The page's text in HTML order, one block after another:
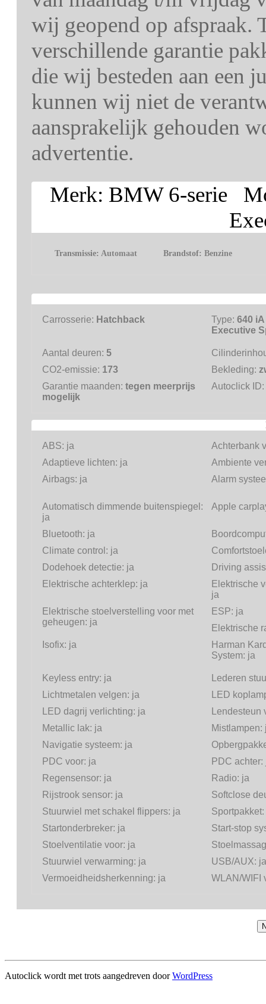
wij geopend op afspraak.
verschillende garantie
die wij besteden aan een
kunnen wij niet de
aansprakelijk gehouden
advertentie.
Merk: BMW 6-serie
Transmissie:Automaat Brandstof:Benzine
Carrosserie: Hatchback Type: 640
Executive
Aantal deuren: 5
CO2-emissie: 173 Bekleding:
Garantie maanden: tegen meerprijs
mogelijk
Autoclick ID:
ABS: ja
Achterbank
Adaptieve lichten: ja
Ambiente
Airbags: ja Alarm
Automatisch dimmende buitenspiegel:
ja
Apple
Bluetooth: ja
Climate control: ja
Dodehoek detectie: ja
Driving
Elektrische achterklep: ja
Elektrische
ja
Elektrische stoelverstelling voor met
geheugen: ja
ESP: ja
Elektrische
Isofix: ja
Harman
System: ja
Keyless entry: ja
Lederen
Lichtmetalen velgen: ja
LED
LED dagrij verlichting: ja
Lendesteun
Metallic lak: ja Mistlampen:
Navigatie systeem: ja
PDC voor: ja PDC achter:
Regensensor: ja Radio: ja
Rijstrook sensor: ja
Softclose
Stuurwiel met schakel flippers: ja
Sportpakket:
Startonderbreker: ja
Start-stop
Stoelventilatie voor: ja
Stuurwiel verwarming: ja USB/AUX: ja
Vermoeidheidsherkenning: ja WLAN/WIFI
Autoclick wordt met trots aangedreven doorWordPress